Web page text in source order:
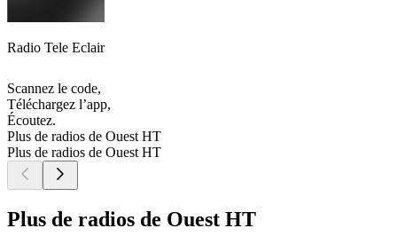
Radio Tele Eclair
Scannez le code,
Téléchargez l’app,
Écoutez.
Plus de radios de Ouest HT
Plus de radios de Ouest HT
Plus de radios de Ouest HT